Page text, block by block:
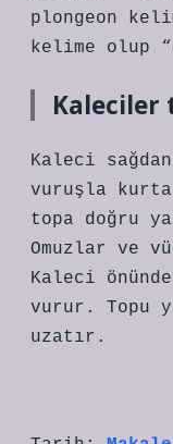
plongeon
kelime olup
Kaleciler
Kaleci
vuruşla
topa doğru
Omuzlar ve
Kaleci
vurur. Topu
uzatır.